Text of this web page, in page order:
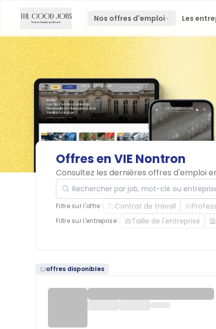
Nos offres d'emploi Les
Offres enVIE Nontron
Consultez les dernières offres d'emploi
Rechercher par job, mot-clé ou entreprise
Filtre sur l'offre : Contrat de travail
Filtre sur l'entreprise : Taille de l'entreprise
offres disponibles